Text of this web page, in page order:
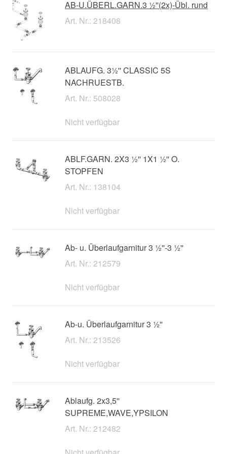
AB-U.ÜBERL.GARN.3 ½''(2x)-Übl. rund
Art. Nr.: 218408
ABLAUFG. 3½'' CLASSIC 5S
NACHRUESTB.
Art. Nr.: 508028
Nicht verfügbar
ABLF.GARN. 2X3 ½'' 1X1 ½'' O.
STOPFEN
Art. Nr.: 138104
Nicht verfügbar
Ab- u. Überlaufgarnitur 3 ½''-3 ½''
Art. Nr.: 212579
Nicht verfügbar
Ab-u. Überlaufgarnitur 3 ½''
Art. Nr.: 213526
Nicht verfügbar
Ablaufg. 2x3,5''
SUPREME,WAVE,YPSILON
Art. Nr.: 212482